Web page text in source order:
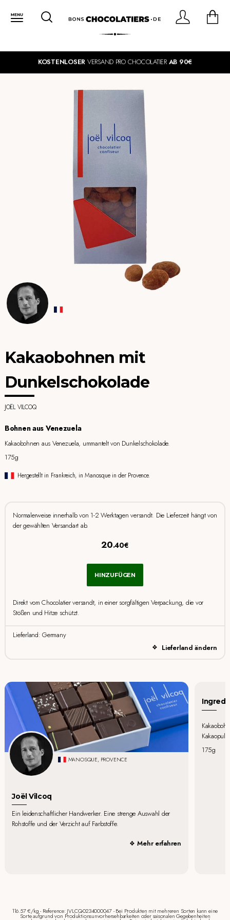
KOSTENLOSER VERSAND PRO CHOCOLATIER AB 90€
Kakaobohnen mit
Dunkelschokolade
JOËL VILCOQ
Bohnen aus Venezuela
Kakaobohnen aus Venezuela, ummantelt von Dunkelschokolade.
175g
Hergestellt in Frankreich, in Manosque in der Provence.
Normalerweise innerhalb von 1-2 Werktagen versandt. Die Lieferzeit hängt von
der gewählten Versandart ab.
20.40€
HINZUFÜGEN
Direkt vom Chocolatier versandt, in einer sorgfältigen Verpackung, die vor
Stößen und Hitze schützt.
Lieferland: Germany
Lieferland ändern
MANOSQUE, PROVENCE
Joël Vilcoq
Ein leidenschaftlicher Handwerker. Eine strenge Auswahl der
Rohstoffe und der Verzicht auf Farbstoffe.
Mehr erfahren
175g
116.57 €/kg - Reference: JVLCQ-0234000047 - Bei Produkten mit mehreren Sorten kann eine
Sorte aufgrund von Produktionsunvorhersehbarkeiten oder saisonalen Gegebenheiten